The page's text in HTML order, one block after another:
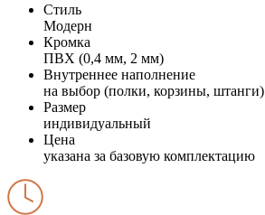
Стиль
Модерн
Кромка
ПВХ (0,4 мм, 2 мм)
Внутреннее наполнение
на выбор (полки, корзины, штанги)
Размер
индивидуальный
Цена
указана за базовую комплектацию